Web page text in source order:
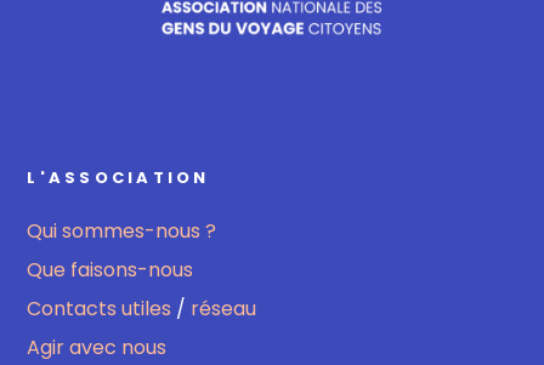
L'ASSOCIATION
Qui sommes-nous ?
Que faisons-nous
Contacts utiles / réseau
Agir avec nous